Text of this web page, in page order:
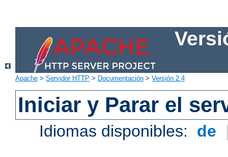
Apache > Servidor HTTP > Documentación > Versión 2.4
Iniciar y Parar el
Idiomas disponibles: de